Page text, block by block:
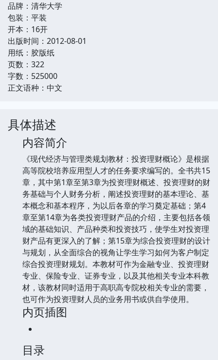
品牌：清华大学
包装：平装
开本：16开
出版时间：2012-08-01
用纸：胶版纸
页数：322
字数：525000
正文语种：中文
具体描述
内容简介
《现代经济与管理类规划教材：投资理财概论》是根据
高等院校培养应用型人才的任务要求编写的。全书共15
章，其中第1章至第3章为投资理财概述、投资理财的财
务基础与个人财务分析，阐述投资理财的基本理论、基
本概念和基本程序，为以后各章的学习奠定基础；第4
章至第14章为各类投资理财产品的介绍，主要包括各领
域的基础知识、产品种类和投资技巧，使学生对投资理
财产品有更深入的了解；第15章为综合投资理财的设计
与规划，从全面综合的视角让学生学习如何为客户制定
综合投资理财规划。本教材可作为金融专业、投资理财
专业、保险专业、证券专业，以及其他相关专业本科教
材，该教材同时适用于高职高专院校相关专业的需要，
也可作为投资理财人员的业务用书或供自学使用。
内页插图
目录